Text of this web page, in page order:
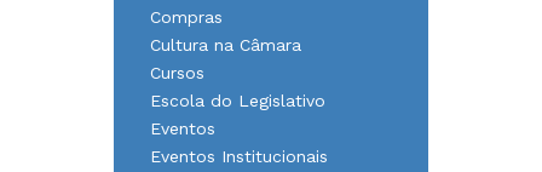
Compras
Cultura na Câmara
Cursos
Escola do Legislativo
Eventos
Eventos Institucionais